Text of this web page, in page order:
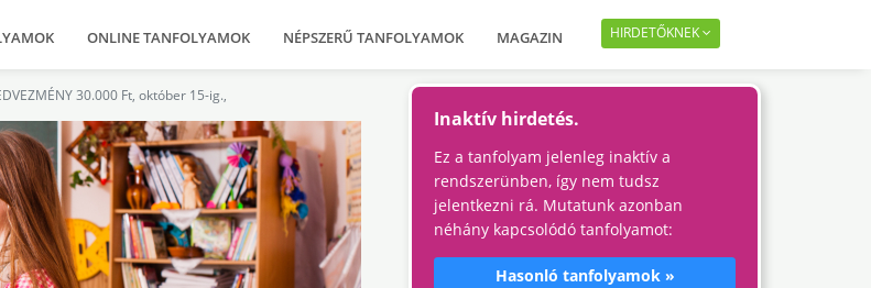
ONLINE TANFOLYAMOK NÉPSZERŰ TANFOLYAMOK MAGAZIN HIRDETŐKNEK
30.000 Ft, október 15-ig.,
Inaktív hirdetés.
Ez a tanfolyam jelenleg inaktív a
rendszerünben, így nem tudsz
jelentkezni rá. Mutatunk azonban
néhány kapcsolódó tanfolyamot:
Hasonló tanfolyamok »